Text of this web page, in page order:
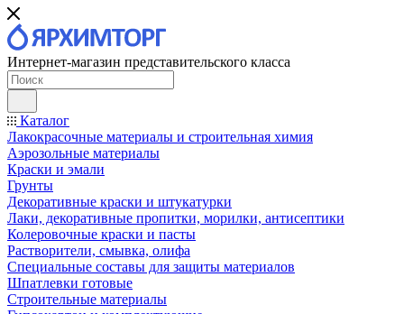
Интернет-магазин представительского класса
Каталог
Лакокрасочные материалы и строительная химия
Аэрозольные материалы
Краски и эмали
Грунты
Декоративные краски и штукатурки
Лаки, декоративные пропитки, морилки, антисептики
Колеровочные краски и пасты
Растворители, смывка, олифа
Специальные составы для защиты материалов
Шпатлевки готовые
Строительные материалы